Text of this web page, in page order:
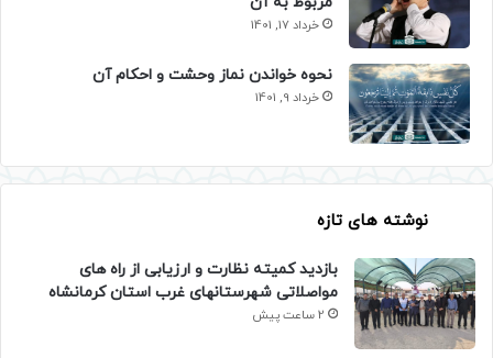
خرداد 17, 1401
نحوه خواندن نماز وحشت و احکام آن
خرداد 9, 1401
نوشته های تازه
بازدید کمیته نظارت و ارزیابی از راه های
مواصلاتی شهرستانهای غرب استان کرمانشاه
2 ساعت پیش